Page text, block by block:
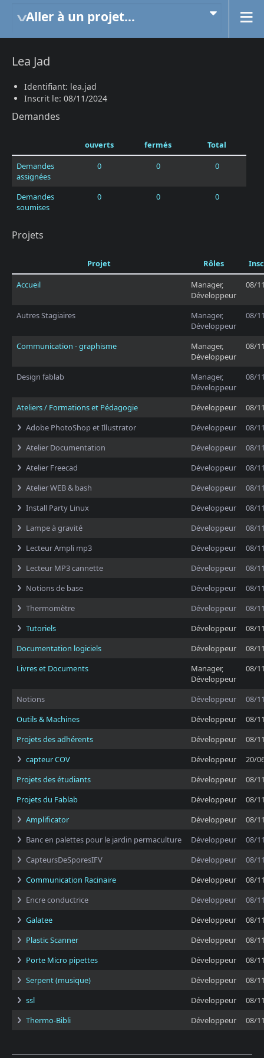
Aller à un projet...
Lea Jad
Identifiant: lea.jad
Inscrit le: 08/11/2024
Demandes
ouverts fermés
Total
Demandes
assignées
0 0 0
Demandes
soumises
0 0 0
Projets
Projet Rôles
Accueil
Manager,
Développeur
08/
Autres Stagiaires
Manager,
Développeur
08/
Communication - graphisme
Manager,
Développeur
08/
Design fablab
Manager,
Développeur
08/
Ateliers / Formations et Pédagogie Développeur
08/
Adobe PhotoShop et Illustrator
Développeur
08/
Atelier Documentation
Développeur
08/
Atelier Freecad
Développeur
08/
Atelier WEB & bash
Développeur
08/
Install Party Linux
Développeur
08/
Lampe à gravité
Développeur
08/
Lecteur Ampli mp3
Développeur
08/
Lecteur MP3 cannette
Développeur
08/
Notions de base
Développeur
08/
Thermomètre
Développeur
08/
Tutoriels
Développeur
08/
Documentation logiciels
Développeur
08/
Livres et Documents
Manager,
Développeur
08/
Notions Développeur
08/
Outils & Machines
Développeur
08/
Projets des adhérents
Développeur
08/
capteur COV
Développeur
20/
Projets des étudiants
Développeur
08/
Projets du Fablab
Développeur
08/
Amplificator
Développeur
08/
Banc en palettes pour le jardin permaculture
Développeur
08/
CapteursDeSporesIFV
Développeur
08/
Communication Racinaire
Développeur
08/
Encre conductrice
Développeur
08/
Galatee
Développeur
08/
Plastic Scanner
Développeur
08/
Porte Micro pipettes
Développeur
08/
Serpent (musique)
Développeur
08/
ssl
Développeur
08/
Thermo-Bibli
Développeur 08/